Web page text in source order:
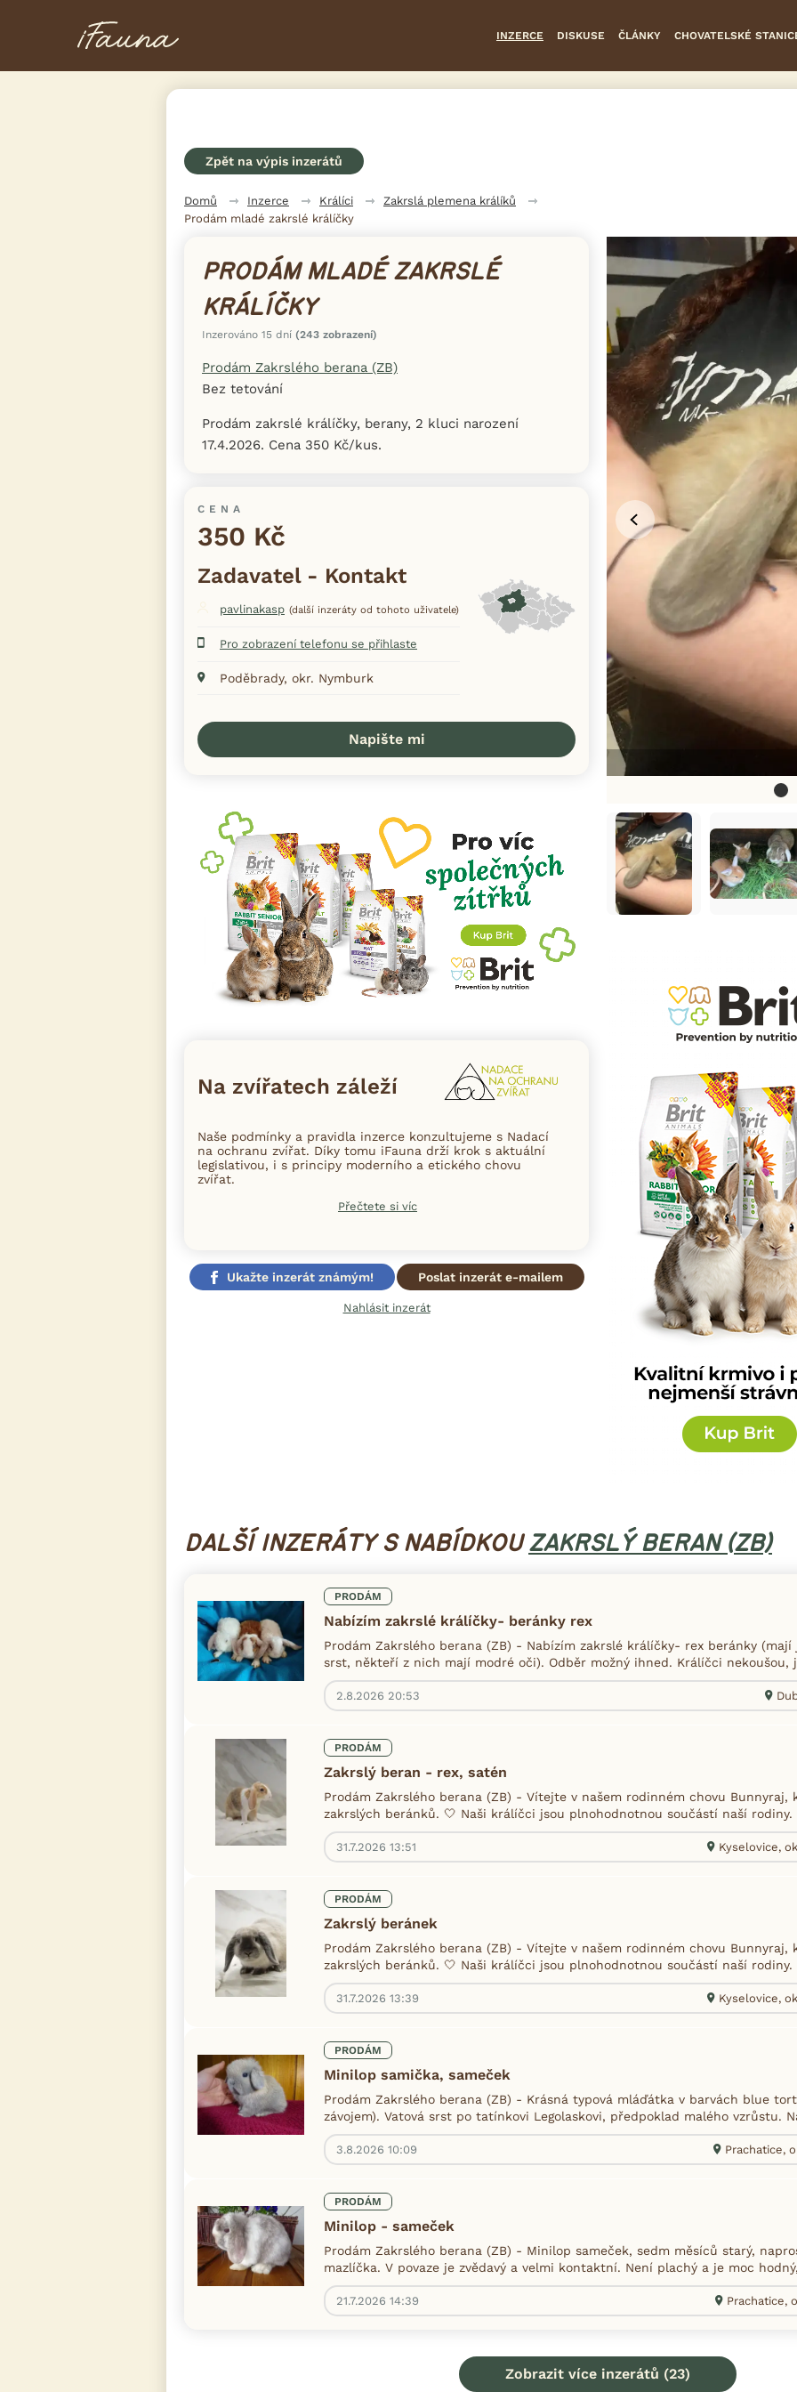
INZERCE DISKUSE ČLÁNKY CHOVATELSKÉ
Zpět na výpis inzerátů
Domů Inzerce Králíci
Zakrslá plemena králíků
Prodám mladé zakrslé králíčky
PRODÁM MLADÉ ZAKRSLÉ
KRÁLÍČKY
Inzerováno 15 dní (243 zobrazení)
Prodám Zakrslého berana (ZB)
Bez tetování
Prodám zakrslé králíčky, berany, 2 kluci narození
17.4.2026. Cena 350 Kč/kus.
CENA
350 Kč
Zadavatel - Kontakt
pavlinakasp (další inzeráty od tohoto uživatele)
Pro zobrazení telefonu se přihlaste
Poděbrady, okr. Nymburk
Napište mi
Na zvířatech záleží
Naše podmínky a pravidla inzerce konzultujeme s Nadací
na ochranu zvířat. Díky tomu iFauna drží krok s aktuální
legislativou, i s principy moderního a etického chovu
zvířat.
Přečtete si víc
Ukažte inzerát známým! Poslat inzerát e-mailem
Nahlásit inzerát
DALŠÍ INZERÁTY S NABÍDKOUZAKRSLÝ BERAN (ZB)
PRODÁM
Nabízím zakrslé králíčky- beránky rex
Prodám Zakrslého berana (ZB) - Nabízím zakrslé králíčky- rex beránky
srst, někteří z nich mají modré oči). Odběr možný ihned. Králíčci nekoušou,
2.8.2026 20:53
PRODÁM
Zakrslý beran - rex, satén
Prodám Zakrslého berana (ZB) - Vítejte v našem rodinném chovu Bunnyraj,
zakrslých beránků. 🤍 Naši králíčci jsou plnohodnotnou součástí naší rodiny.
31.7.2026 13:51 Kyselovice,
PRODÁM
Zakrslý beránek
Prodám Zakrslého berana (ZB) - Vítejte v našem rodinném chovu Bunnyraj,
zakrslých beránků. 🤍 Naši králíčci jsou plnohodnotnou součástí naší rodiny.
31.7.2026 13:39 Kyselovice,
PRODÁM
Minilop samička, sameček
Prodám Zakrslého berana (ZB) - Krásná typová mláďátka v barvách blue
závojem). Vatová srst po tatínkovi Legolaskovi, předpoklad malého vzrůstu.
3.8.2026 10:09 Prachatice,
PRODÁM
Minilop - sameček
Prodám Zakrslého berana (ZB) - Minilop sameček, sedm měsíců starý,
mazlíčka. V povaze je zvědavý a velmi kontaktní. Není plachý a je moc
21.7.2026 14:39 Prachatice,
Zobrazit více inzerátů (23)
iFauna nově nabízí limitované nabídky a
pro své registrované uživatele.
🎁 A teď navíc dárek: 200 Kč kredit do F-konta. 🎉
Více informací o souhlasu s marketingem třetích stran najdete zde .
PŘIHLÁSIT SE K NEWSLETTERU A VYZVEDNOUT
DÁREK. 🎁